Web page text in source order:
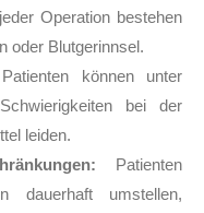
Operation bestehen
oder Blutgerinnsel.
können unter
bei der
leiden.
Patienten
dauerhaft umstellen,